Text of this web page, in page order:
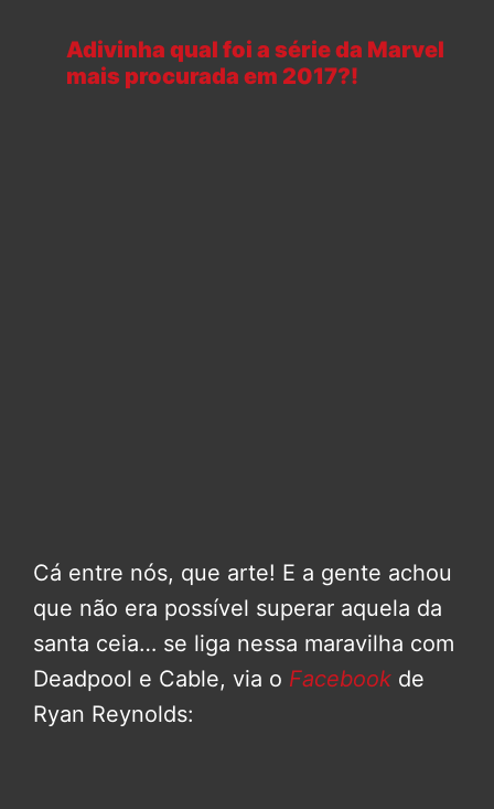
Adivinha qual foi a série da Marvel
mais procurada em 2017?!
Cá entre nós, que arte! E a gente achou
que não era possível superar aquela da
santa ceia… se liga nessa maravilha com
Deadpool e Cable, via o Facebook de
Ryan Reynolds: